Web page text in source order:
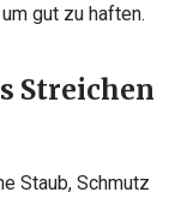
gut zu haften.
Streichen
Staub, Schmutz